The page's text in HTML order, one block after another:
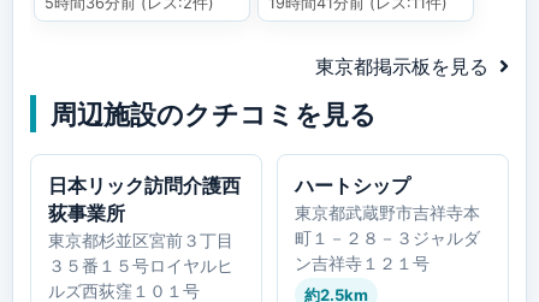
東京都掲示板を見る
周辺施設のクチコミを見る
日本リック訪問介護西
荻事業所
東京都杉並区宮前３丁目
３５番１５号ロイヤルヒ
ルズ西荻窪１０１号
ハートシップ
東京都武蔵野市吉祥寺本
町１－２８－３ジャルダ
ン吉祥寺１２１号
約2.5km